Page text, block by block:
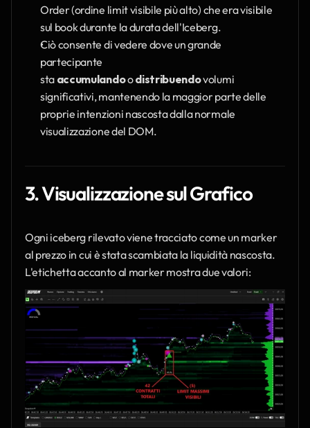
Order (ordine limit visibile più alto) che era visibile
sul book durante la durata dell'Iceberg.
Ciò consente di vedere dove un grande
partecipante
sta accumulando o distribuendo volumi
significativi, mantenendo la maggior parte delle
proprie intenzioni nascosta dalla normale
visualizzazione del DOM.
3. Visualizzazione sul Grafico
Ogni iceberg rilevato viene tracciato come un marker
al prezzo in cui è stata scambiata la liquidità nascosta.
L'etichetta accanto al marker mostra due valori: